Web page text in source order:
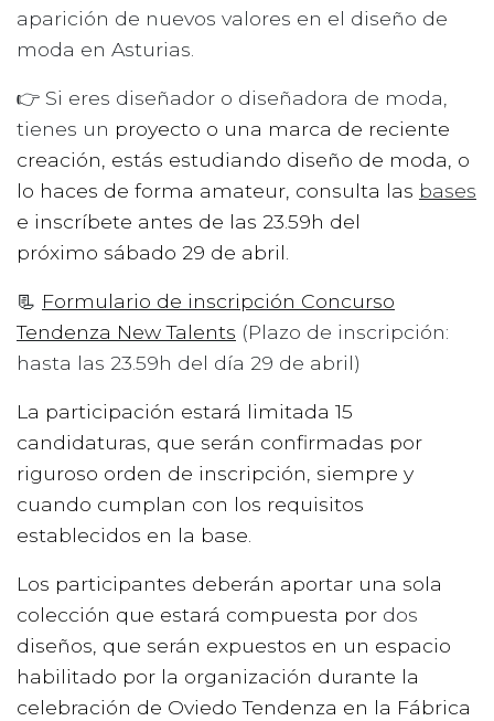
aparición de nuevos valores en el diseño de
moda en Asturias.
👉 Si eres diseñador o diseñadora de moda,
tienes un proyecto o una marca de reciente
creación, estás estudiando diseño de moda, o
lo haces de forma amateur, consulta las bases
e inscríbete antes de las 23.59h del
próximo sábado 29 de abril.
📃 Formulario de inscripción Concurso
Tendenza New Talents (Plazo de inscripción:
hasta las 23.59h del día 29 de abril)
La participación estará limitada 15
candidaturas, que serán confirmadas por
riguroso orden de inscripción, siempre y
cuando cumplan con los requisitos
establecidos en la base.
Los participantes deberán aportar una sola
colección que estará compuesta por dos
diseños, que serán expuestos en un espacio
habilitado por la organización durante la
celebración de Oviedo Tendenza en la Fábrica